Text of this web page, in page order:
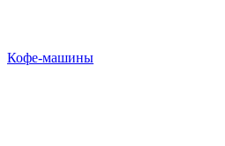
Кофе-машины